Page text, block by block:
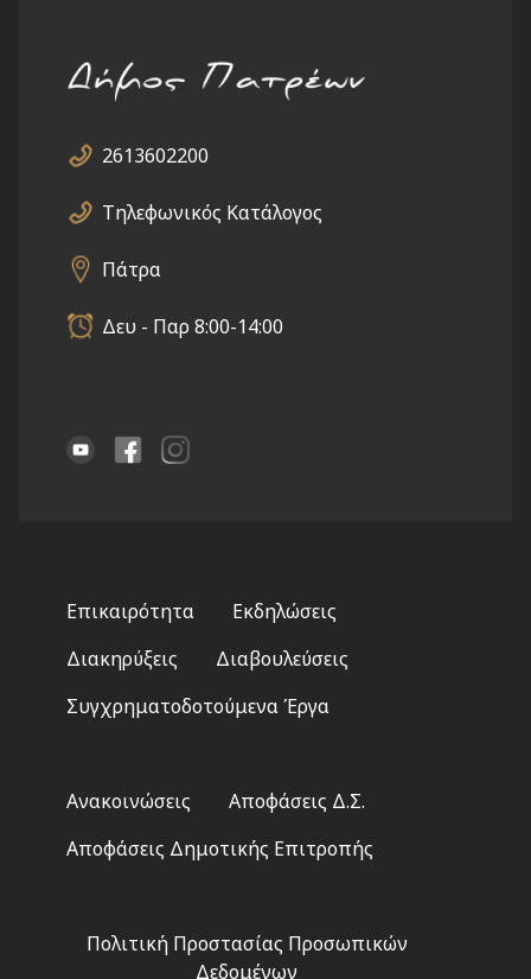
2613602200
Τηλεφωνικός Κατάλογος
Πάτρα
Δευ - Παρ 8:00-14:00
menu
Επικαιρότητα
Εκδηλώσεις
Διακηρύξεις
Διαβουλεύσεις
Συγχρηματοδοτούμενα Έργα
2
Ανακοινώσεις
Αποφάσεις Δ.Σ.
Αποφάσεις Δημοτικής Επιτροπής
Πολιτική Προστασίας Προσωπικών
Δεδομένων